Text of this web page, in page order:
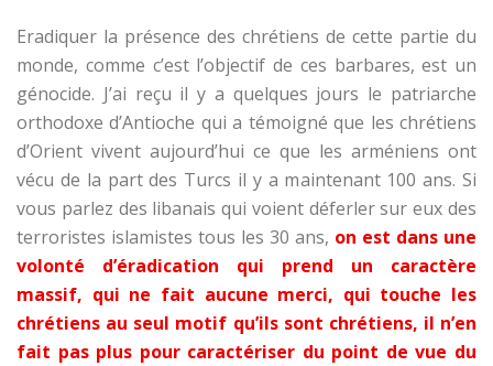
Eradiquer la présence des chrétiens de cette partie du
monde, comme c’est l’objectif de ces barbares, est un
génocide. J’ai reçu il y a quelques jours le patriarche
orthodoxe d’Antioche qui a témoigné que les chrétiens
d’Orient vivent aujourd’hui ce que les arméniens ont
vécu de la part des Turcs il y a maintenant 100 ans. Si
vous parlez des libanais qui voient déferler sur eux des
terroristes islamistes tous les 30 ans, on est dans une
volonté d’éradication qui prend un caractère
massif, qui ne fait aucune merci, qui touche les
chrétiens au seul motif qu’ils sont chrétiens, il n’en
fait pas plus pour caractériser du point de vue du